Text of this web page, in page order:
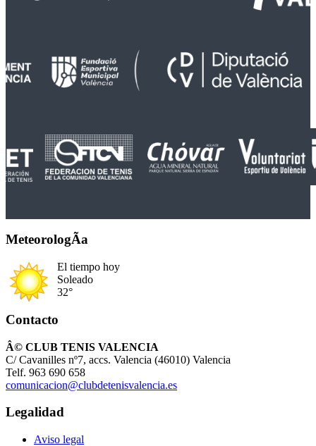
MeteorologÃ­a
El tiempo hoy
Soleado
32°
Contacto
Â© CLUB TENIS VALENCIA
C/ Cavanilles nº7, accs. Valencia (46010) Valencia
Telf. 963 690 658
comunicacion@clubdetenisvalencia.es
Legalidad
Aviso legal